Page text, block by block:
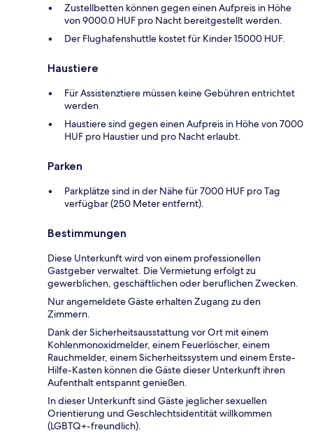
Zustellbetten können gegen einen Aufpreis in Höhe
von 9000.0 HUF pro Nacht bereitgestellt werden.
Der Flughafenshuttle kostet für Kinder 15000 HUF.
Haustiere
Für Assistenztiere müssen keine Gebühren entrichtet
werden
Haustiere sind gegen einen Aufpreis in Höhe von 7000
HUF pro Haustier und pro Nacht erlaubt.
Parken
Parkplätze sind in der Nähe für 7000 HUF pro Tag
verfügbar (250 Meter entfernt).
Bestimmungen
Diese Unterkunft wird von einem professionellen
Gastgeber verwaltet. Die Vermietung erfolgt zu
gewerblichen, geschäftlichen oder beruflichen Zwecken.
Nur angemeldete Gäste erhalten Zugang zu den
Zimmern.
Dank der Sicherheitsausstattung vor Ort mit einem
Kohlenmonoxidmelder, einem Feuerlöscher, einem
Rauchmelder, einem Sicherheitssystem und einem Erste-
Hilfe-Kasten können die Gäste dieser Unterkunft ihren
Aufenthalt entspannt genießen.
In dieser Unterkunft sind Gäste jeglicher sexuellen
Orientierung und Geschlechtsidentität willkommen
(LGBTQ+-freundlich).